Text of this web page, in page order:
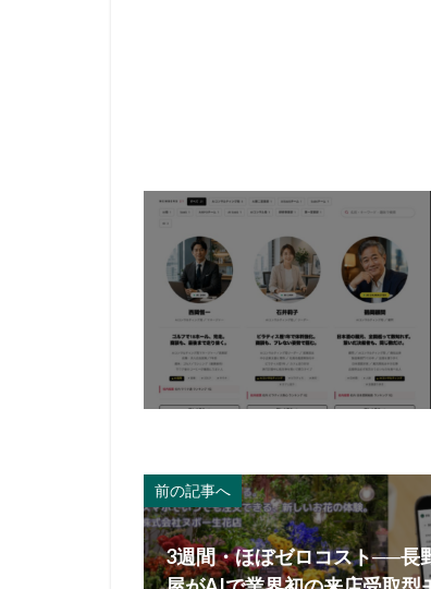
前の記事へ
3週間・ほぼゼロコスト──長